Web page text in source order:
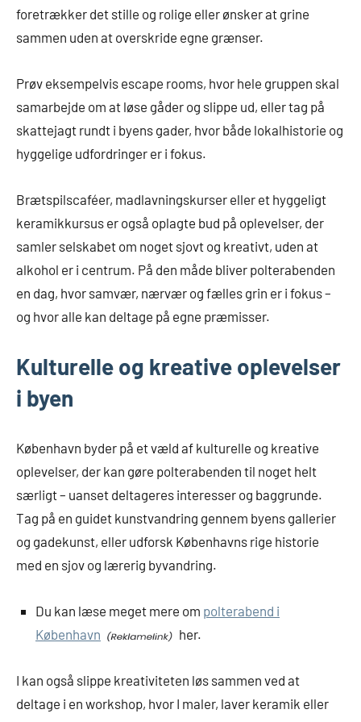
foretrækker det stille og rolige eller ønsker at grine
sammen uden at overskride egne grænser.
Prøv eksempelvis escape rooms, hvor hele gruppen skal
samarbejde om at løse gåder og slippe ud, eller tag på
skattejagt rundt i byens gader, hvor både lokalhistorie og
hyggelige udfordringer er i fokus.
Brætspilscaféer, madlavningskurser eller et hyggeligt
keramikkursus er også oplagte bud på oplevelser, der
samler selskabet om noget sjovt og kreativt, uden at
alkohol er i centrum. På den måde bliver polterabenden
en dag, hvor samvær, nærvær og fælles grin er i fokus –
og hvor alle kan deltage på egne præmisser.
Kulturelle og kreative oplevelser
i byen
København byder på et væld af kulturelle og kreative
oplevelser, der kan gøre polterabenden til noget helt
særligt – uanset deltageres interesser og baggrunde.
Tag på en guidet kunstvandring gennem byens gallerier
og gadekunst, eller udforsk Københavns rige historie
med en sjov og lærerig byvandring.
Du kan læse meget mere om polterabend i
København
her.
I kan også slippe kreativiteten løs sammen ved at
deltage i en workshop, hvor I maler, laver keramik eller